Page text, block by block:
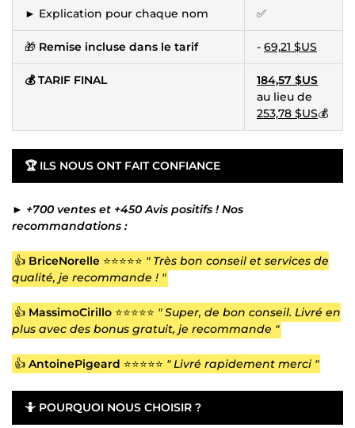
► Explication pour chaque nom ✅
🎁 Remise incluse dans le tarif - 69,21 $US
💰 TARIF FINAL
184,57 $US
au lieu de
253,78 $US💰
🏆 ILS NOUS ONT FAIT CONFIANCE
► +700 ventes et +450 Avis positifs ! Nos
recommandations :
👍 BriceNorelle⭐⭐⭐⭐⭐ " Très bon conseil et services de
qualité, je recommande ! "
👍 MassimoCirillo⭐⭐⭐⭐⭐ " Super, de bon conseil. Livré en
plus avec des bonus gratuit, je recommande "
👍 AntoinePigeard ⭐⭐⭐⭐⭐ " Livré rapidement merci "
🤷 POURQUOI NOUS CHOISIR ?